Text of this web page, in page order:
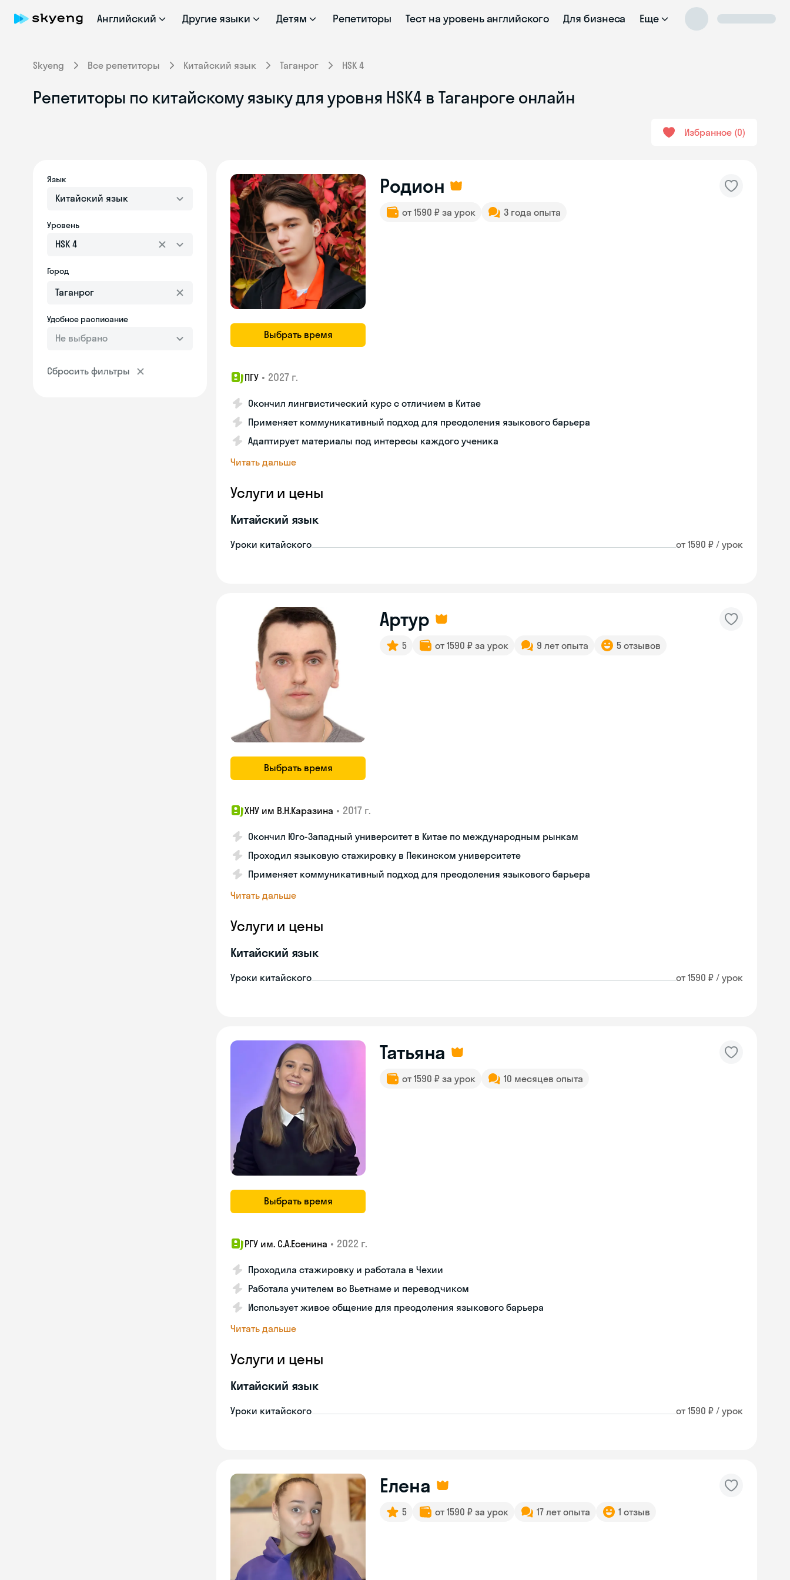
Английский Другие языки Детям Репетиторы Тест на уровень английского Для бизнеса Еще
Skyeng Все репетиторы Китайский язык Таганрог HSK 4
Репетиторы по китайскому языку для уровня HSK4 в Таганроге онлайн
Избранное 0
Язык
Китайский язык
Уровень
HSK 4
Город
Удобное расписание
Не выбрано
Сбросить фильтры
Выбрать время
Родион
от 1590 ₽ за урок 3 года опыта
ПГУ • 2027 г.
Окончил лингвистический курс с отличием в Китае
Применяет коммуникативный подход для преодоления языкового барьера
Адаптирует материалы под интересы каждого ученика
Читать дальше
Услуги и цены
Китайский язык
Уроки китайского от 1590 ₽ / урок
Выбрать время
Артур
5 от 1590 ₽ за урок 9 лет опыта 5 отзывов
ХНУ им В.Н.Каразина • 2017 г.
Окончил Юго-Западный университет в Китае по международным рынкам
Проходил языковую стажировку в Пекинском университете
Применяет коммуникативный подход для преодоления языкового барьера
Читать дальше
Услуги и цены
Китайский язык
Уроки китайского от 1590 ₽ / урок
Выбрать время
Татьяна
от 1590 ₽ за урок 10 месяцев опыта
РГУ им. С.А.Есенина • 2022 г.
Проходила стажировку и работала в Чехии
Работала учителем во Вьетнаме и переводчиком
Использует живое общение для преодоления языкового барьера
Читать дальше
Услуги и цены
Китайский язык
Уроки китайского от 1590 ₽ / урок
Елена
5 от 1590 ₽ за урок 17 лет опыта 1 отзыв